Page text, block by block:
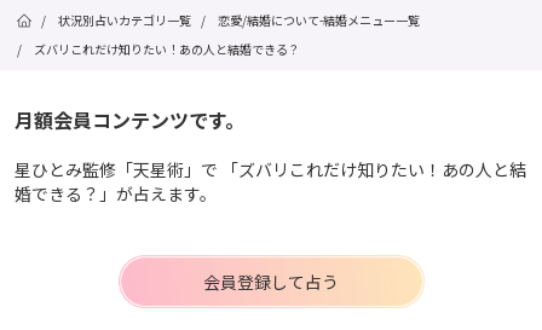
/ 状況別占いカテゴリ一覧 /
恋愛/結婚について-結婚メニュー一覧
/
ズバリこれだけ知りたい！あの人と結婚できる？
月額会員コンテンツです。
星ひとみ監修「天星術」で 「ズバリこれだけ知りたい！あの人と結
婚できる？」が占えます。
会員登録して占う